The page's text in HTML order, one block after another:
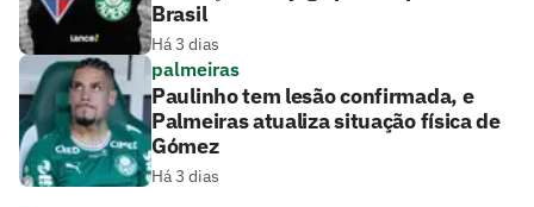
Brasil
Há 3 dias
palmeiras
Paulinho tem lesão confirmada, e
Palmeiras atualiza situação física de
Gómez
Há 3 dias